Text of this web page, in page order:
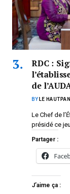
RDC :
de
BY LE
Le Chef de
présidé ce
Partager :
J’aime ça :